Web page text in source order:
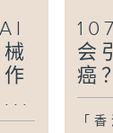
...
会
癌
「